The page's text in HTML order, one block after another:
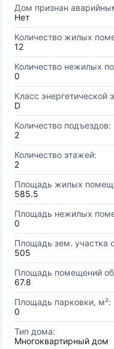
Дом признан
Нет
Количество жилых
12
Количество нежилых
0
Класс энергетической
D
Количество подъездов:
2
Количество этажей:
2
Площадь жилых
585.5
Площадь нежилых
0
Площадь зем. участка
505
Площадь помещений
67.8
Площадь парковки, м²:
0
Тип дома:
Многоквартирный дом